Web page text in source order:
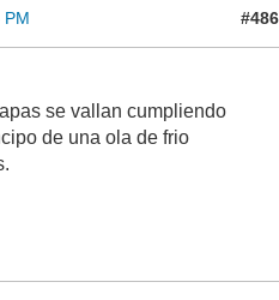
#486
se vallan cumpliendo
de una ola de frio